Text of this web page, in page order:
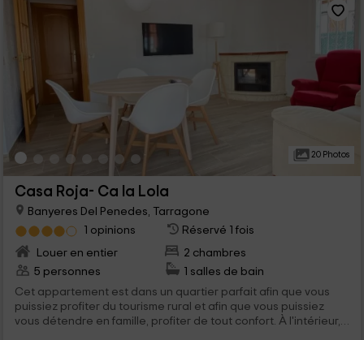
20 Photos
Casa Roja- Ca la Lola
Banyeres Del Penedes, Tarragone
1 opinions
Réservé 1 fois
Louer en entier
2 chambres
5 personnes
1 salles de bain
Cet appartement est dans un quartier parfait afin que vous
puissiez profiter du tourisme rural et afin que vous puissiez
vous détendre en famille, profiter de tout confort. À l'intérieur,